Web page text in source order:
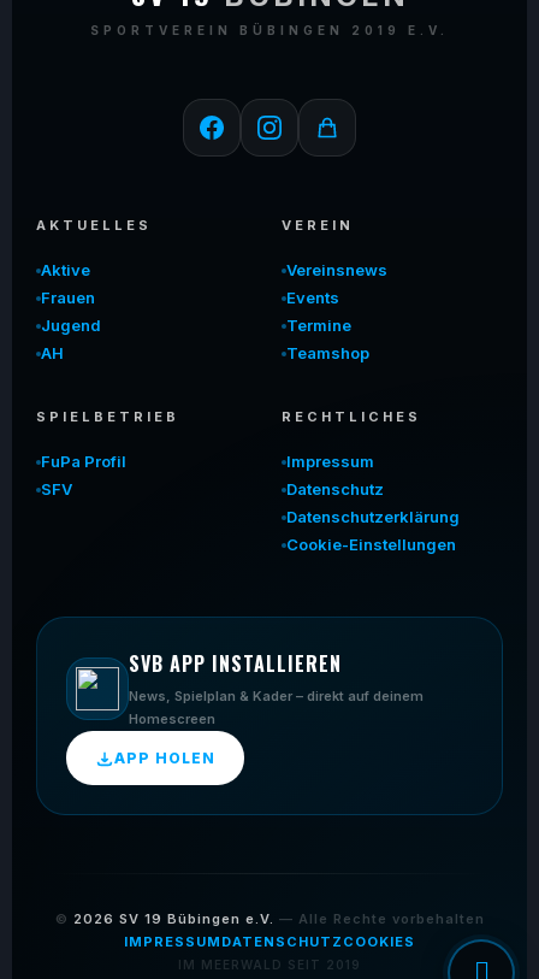
SPORTVEREIN BÜBINGEN 2019 E.V.
AKTUELLES
Aktive
Frauen
Jugend
AH
VEREIN
Vereinsnews
Events
Termine
Teamshop
SPIELBETRIEB
FuPa Profil
SFV
RECHTLICHES
Impressum
Datenschutz
Datenschutzerklärung
Cookie-Einstellungen
SVB APP INSTALLIEREN
News, Spielplan & Kader – direkt auf deinem
Homescreen
APP HOLEN
© 2026 SV 19 Bübingen e.V. — Alle Rechte vorbehalten
IMPRESSUM DATENSCHUTZ COOKIES
IM MEERWALD SEIT 2019